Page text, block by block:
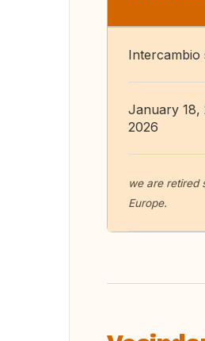
Intercambio
January 18,
2026
we are retired
Europe.